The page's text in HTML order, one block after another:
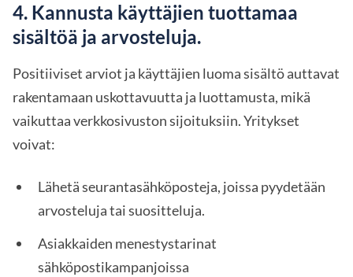
4. Kannusta käyttäjien tuottamaa
sisältöä ja arvosteluja.
Positiiviset arviot ja käyttäjien luoma sisältö auttavat
rakentamaan uskottavuutta ja luottamusta, mikä
vaikuttaa verkkosivuston sijoituksiin. Yritykset
voivat:
Lähetä seurantasähköposteja, joissa pyydetään
arvosteluja tai suositteluja.
Asiakkaiden menestystarinat
sähköpostikampanjoissa